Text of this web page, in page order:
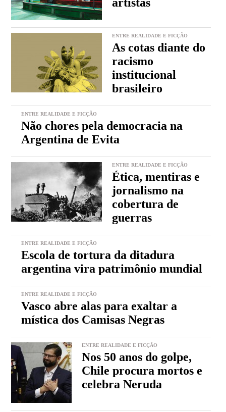
ENTRE REALIDADE E FICÇÃO
As cotas diante do
racismo
institucional
brasileiro
ENTRE REALIDADE E FICÇÃO
Não chores pela democracia na
Argentina de Evita
ENTRE REALIDADE E FICÇÃO
Ética, mentiras e
jornalismo na
cobertura de
guerras
ENTRE REALIDADE E FICÇÃO
Escola de tortura da ditadura
argentina vira patrimônio mundial
ENTRE REALIDADE E FICÇÃO
Vasco abre alas para exaltar a
mística dos Camisas Negras
ENTRE REALIDADE E FICÇÃO
Nos 50 anos do golpe,
Chile procura mortos e
celebra Neruda